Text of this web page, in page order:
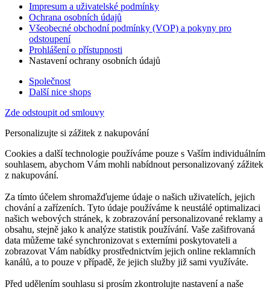
Impresum a uživatelské podmínky
Ochrana osobních údajů
Všeobecné obchodní podmínky (VOP) a pokyny pro
odstoupení
Prohlášení o přístupnosti
Nastavení ochrany osobních údajů
Společnost
Další nice shops
Zde odstoupit od smlouvy
Personalizujte si zážitek z nakupování
Cookies a další technologie používáme pouze s Vaším individuálním
souhlasem, abychom Vám mohli nabídnout personalizovaný zážitek
z nakupování.
Za tímto účelem shromažďujeme údaje o našich uživatelích, jejich
chování a zařízeních. Tyto údaje používáme k neustálé optimalizaci
našich webových stránek, k zobrazování personalizované reklamy a
obsahu, stejně jako k analýze statistik používání. Vaše zašifrovaná
data můžeme také synchronizovat s externími poskytovateli a
zobrazovat Vám nabídky prostřednictvím jejich online reklamních
kanálů, a to pouze v případě, že jejich služby již sami využíváte.
Před udělením souhlasu si prosím zkontrolujte nastavení a naše